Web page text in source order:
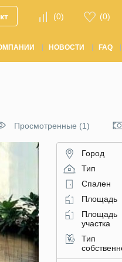
(0) (0)
НОВОСТИ FAQ
Просмотренные (1)
Город
Тип
Спален
Площадь
Площадь
участка
Тип